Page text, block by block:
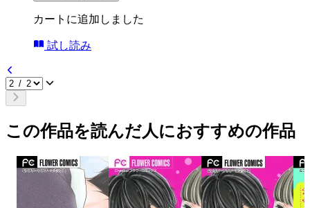
カートに追加しました
試し読み
この作品を読んだ人におすすめの作品